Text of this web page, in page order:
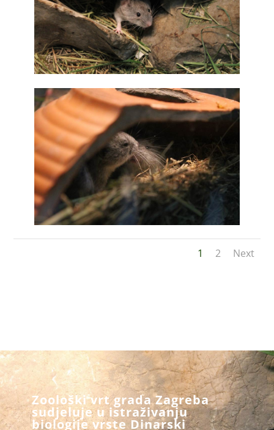
1 2 Next
Zoološki vrt grada Zagreba
sudjeluje u istraživanju
biologije vrste Dinarski